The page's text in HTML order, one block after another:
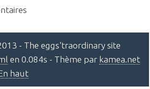
- The eggs'traordinary site
en 0.084s - Thème par kamea.net
haut